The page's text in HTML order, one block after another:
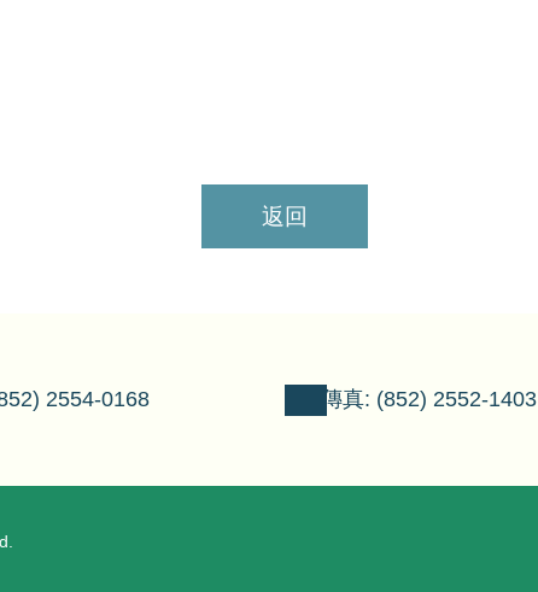
返回
2554-0168 傳真: (852) 2552-1403